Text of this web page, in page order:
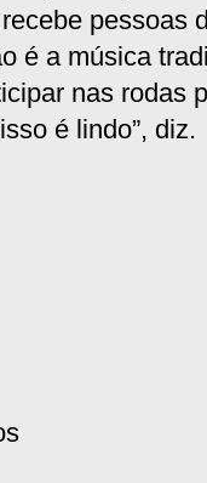
pessoas
é a música
nas rodas
é lindo”, diz.